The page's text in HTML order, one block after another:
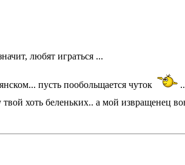
любят играться ...
пусть пообольщается чуток
хоть беленьких.. а мой извращенец